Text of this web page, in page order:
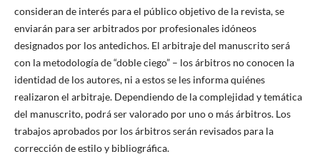
consideran de interés para el público objetivo de la revista, se
enviarán para ser arbitrados por profesionales idóneos
designados por los antedichos. El arbitraje del manuscrito será
con la metodología de “doble ciego” – los árbitros no conocen la
identidad de los autores, ni a estos se les informa quiénes
realizaron el arbitraje. Dependiendo de la complejidad y temática
del manuscrito, podrá ser valorado por uno o más árbitros. Los
trabajos aprobados por los árbitros serán revisados para la
corrección de estilo y bibliográfica.